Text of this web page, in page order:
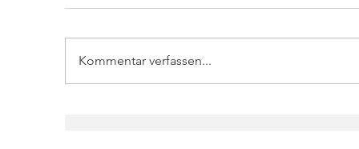
Kommentar verfassen...